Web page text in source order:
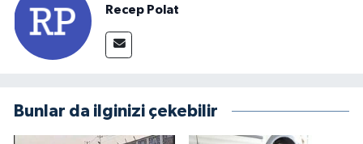
Recep Polat
Bunlar da ilginizi çekebilir